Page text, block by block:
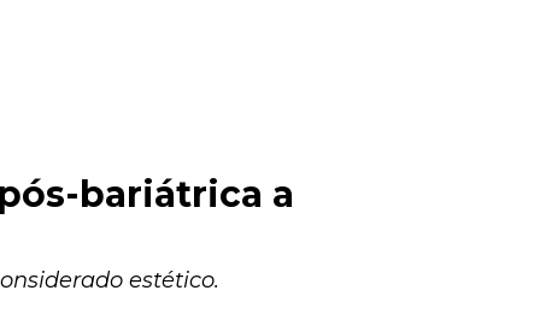
bariátrica a
estético.